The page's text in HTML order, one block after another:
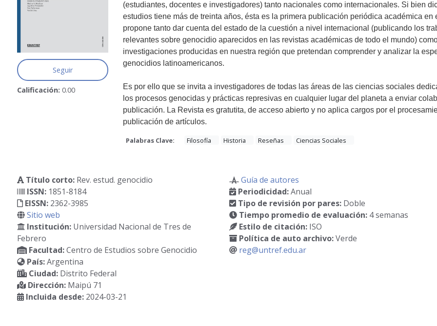
Seguir
Calificación: 0.00
(estudiantes, docentes e investigadores) tanto nacionales como internacionales. Si bien
estudios tiene más de treinta años, ésta es la primera publicación periódica académica en
propone tanto dar cuenta del estado de la cuestión a nivel internacional (publicando los
relevantes sobre genocidio aparecidos en las revistas académicas de todo el mundo)
investigaciones producidas en nuestra región que pretendan comprender y analizar la
genocidios latinoamericanos.
Es por ello que se invita a investigadores de todas las áreas de las ciencias sociales
los procesos genocidas y prácticas represivas en cualquier lugar del planeta a enviar
publicación. La Revista es gratutita, de acceso abierto y no aplica cargos por el
publicación de artículos.
Palabras Clave: Filosofía Historia Reseñas Ciencias Sociales
Título corto: Rev. estud. genocidio
ISSN: 1851-8184
EISSN: 2362-3985
Sitio web
Institución: Universidad Nacional de Tres de
Febrero
Facultad:Centro de Estudios sobre Genocidio
País:Argentina
Ciudad: Distrito Federal
Dirección: Maipú 71
Incluida desde: 2024-03-21
Guía de autores
Periodicidad:Anual
Tipo de revisión por pares:Doble
Tiempo promedio de evaluación:4 semanas
Estilo de citación:ISO
Política de auto archivo:Verde
reg@untref.edu.ar